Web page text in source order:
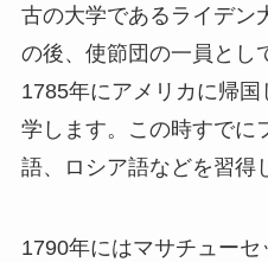
古の大学であるライデン
の後、使節団の一員とし
1785年にアメリカに帰
学します。この時すでに
語、ロシア語などを習得
1790年にはマサチュー